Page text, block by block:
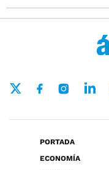
PORTADA
ECONOMÍA